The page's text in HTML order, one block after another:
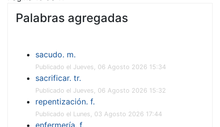
Palabras agregadas
sacudo. m.
Publicado el Jueves, 06 Agosto 2026 15:34
sacrificar. tr.
Publicado el Jueves, 06 Agosto 2026 15:32
repentización. f.
Publicado el Lunes, 03 Agosto 2026 17:44
enfermería. f.